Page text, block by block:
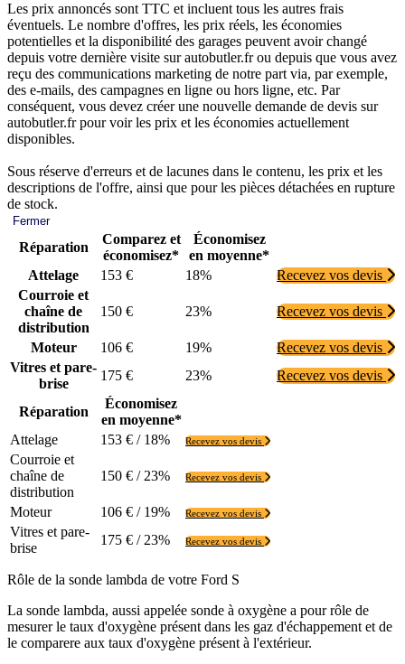
Les prix annoncés sont TTC et incluent tous les autres frais
éventuels. Le nombre d'offres, les prix réels, les économies
potentielles et la disponibilité des garages peuvent avoir changé
depuis votre dernière visite sur autobutler.fr ou depuis que vous avez
reçu des communications marketing de notre part via, par exemple,
des e-mails, des campagnes en ligne ou hors ligne, etc. Par
conséquent, vous devez créer une nouvelle demande de devis sur
autobutler.fr pour voir les prix et les économies actuellement
disponibles.
Sous réserve d'erreurs et de lacunes dans le contenu, les prix et les
descriptions de l'offre, ainsi que pour les pièces détachées en rupture
de stock.
Fermer
Réparation
Comparez et
économisez*
Économisez
en moyenne*
Attelage
153 € 18%
Recevez vos devis
Courroie et
chaîne de
distribution
150 € 23% Recevez vos devis
Moteur 106 € 19%
Recevez vos devis
Vitres et pare-
brise
175 € 23% Recevez vos devis
Réparation
Économisez
en moyenne*
Attelage
153 € / 18% Recevez vos devis
Courroie et
chaîne de
distribution
150 € / 23% Recevez vos devis
Moteur 106 € / 19% Recevez vos devis
Vitres et pare-
brise
175 € / 23% Recevez vos devis
Rôle de la sonde lambda de votre Ford S
La sonde lambda, aussi appelée sonde à oxygène a pour rôle de
mesurer le taux d'oxygène présent dans les gaz d'échappement et de
le comparere aux taux d'oxygène présent à l'extérieur.